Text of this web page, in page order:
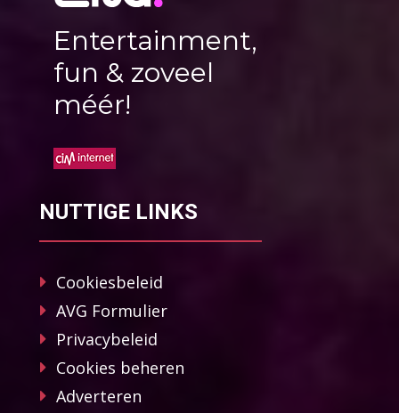
Entertainment,
fun & zoveel
méér!
NUTTIGE LINKS
Cookiesbeleid
AVG Formulier
Privacybeleid
Cookies beheren
Adverteren